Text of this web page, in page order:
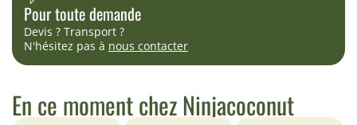
Pour toute demande
Devis ? Transport ?
N'hésitez pas à nous contacter
En ce moment chez Ninjacoconut